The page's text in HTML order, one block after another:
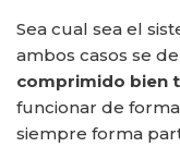
Sea cual sea el
ambos casos se
comprimido bien
funcionar de
siempre forma